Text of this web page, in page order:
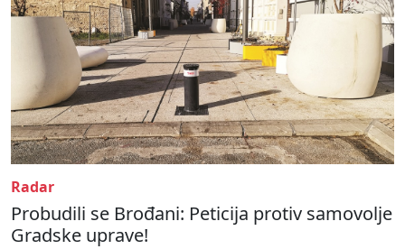
Radar
Probudili se Brođani: Peticija protiv samovolje
Gradske uprave!